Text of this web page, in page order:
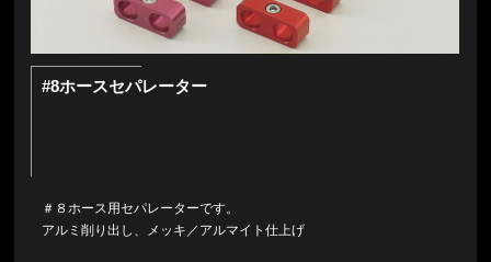
#8ホースセパレーター
＃８ホース用セパレーターです。
アルミ削り出し、メッキ／アルマイト仕上げ